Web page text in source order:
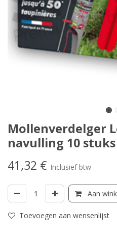
Mollenverdelger
navulling 10 stuks
41,32 € Inclusief btw
Aan
Toevoegen aan wensenlijst